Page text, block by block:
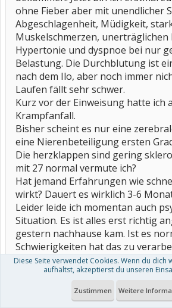
ohne Fieber aber mit unendlicher
Abgeschlagenheit, Müdigkeit,
Muskelschmerzen, unerträglichen
Hypertonie und dyspnoe bei nur
Belastung. Die Durchblutung ist
nach dem Ilo, aber noch immer
Laufen fällt sehr schwer.
Kurz vor der Einweisung hatte ich
Krampfanfall.
Bisher scheint es nur eine
eine Nierenbeteiligung ersten
Die herzklappen sind gering
mit 27 normal vermute ich?
Hat jemand Erfahrungen wie
wirkt? Dauert es wirklich 3-6
Leider leide ich momentan auch
Situation. Es ist alles erst richtig
gestern nachhause kam. Ist es
Schwierigkeiten hat das zu
Ich bin erstmal vier Wochen krank
unklar wann ich überhaupt wieder
(Rettungsdienst).
Auch mein Alltag schaffe ich kaum.
Diese Seite verwendet Cookies. Wenn du dich
aufhältst, akzeptierst du unseren
Zustimmen Weitere